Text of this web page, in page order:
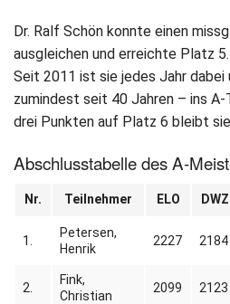
Dr. Ralf Schön konnte einen
ausgleichen und erreichte Platz
Seit 2011 ist sie jedes Jahr dabei
zumindest seit 40 Jahren – ins
drei Punkten auf Platz 6 bleibt
Abschlusstabelle des A-
Nr. Teilnehmer ELO DWZ
1.
Petersen,
Henrik
2227 2184
2.
Fink,
Christian
2099 2123